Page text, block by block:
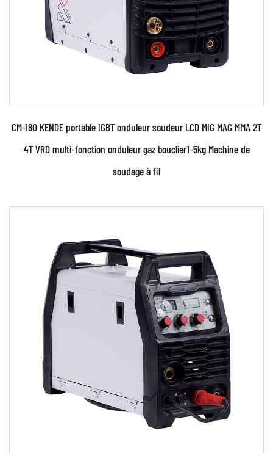
Paramètres:
●110 V et 230 V Deux types de tension
d'alimentation. Identification et contrôle
automatique...
EN SAVOIR PLUS
CM-180 KENDE portable IGBT onduleur soudeur LCD MIG MAG MMA 2T
4T VRD multi-fonction onduleur gaz bouclier1-5kg Machine de
soudage à fil